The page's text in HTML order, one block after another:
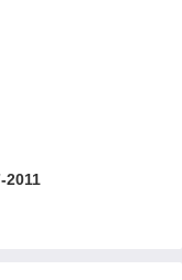
2011